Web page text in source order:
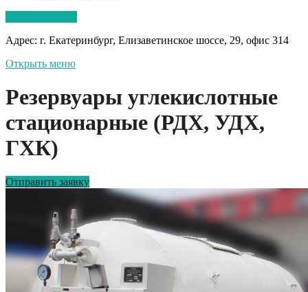
Адрес: г. Екатеринбург, Елизаветинское шоссе, 29, офис 314
Открыть меню
Резервуары углекислотные
стационарные (РДХ, УДХ,
ГХК)
Отправить заявку